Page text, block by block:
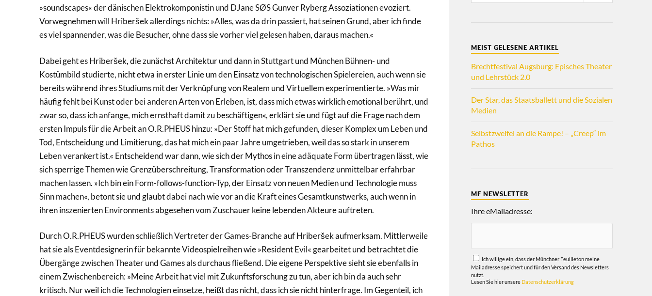
»soundscapes« der dänischen Elektrokomponistin und DJane SØS Gunver Ryberg Assoziationen evoziert.
Vorwegnehmen will Hriberšek allerdings nichts: »Alles, was da drin passiert, hat seinen Grund, aber ich finde
es viel spannender, was die Besucher, ohne dass sie vorher viel gelesen haben, daraus machen.«
Dabei geht es Hriberšek, die zunächst Architektur und dann in Stuttgart und München Bühnen- und
Kostümbild studierte, nicht etwa in erster Linie um den Einsatz von technologischen Spielereien, auch wenn sie
bereits während ihres Studiums mit der Verknüpfung von Realem und Virtuellem experimentierte. »Was mir
häufig fehlt bei Kunst oder bei anderen Arten von Erleben, ist, dass mich etwas wirklich emotional berührt, und
zwar so, dass ich anfange, mich ernsthaft damit zu beschäftigen«, erklärt sie und fügt auf die Frage nach dem
ersten Impuls für die Arbeit an O.R.PHEUS hinzu: »Der Stoff hat mich gefunden, dieser Komplex um Leben und
Tod, Entscheidung und Limitierung, das hat mich ein paar Jahre umgetrieben, weil das so stark in unserem
Leben verankert ist.« Entscheidend war dann, wie sich der Mythos in eine adäquate Form übertragen lässt, wie
sich sperrige Themen wie Grenzüberschreitung, Transformation oder Transzendenz unmittelbar erfahrbar
machen lassen. »Ich bin ein Form-follows-function-Typ, der Einsatz von neuen Medien und Technologie muss
Sinn machen«, betont sie und glaubt dabei nach wie vor an die Kraft eines Gesamtkunstwerks, auch wenn in
ihren inszenierten Environments abgesehen vom Zuschauer keine lebenden Akteure auftreten.
Durch O.R.PHEUS wurden schließlich Vertreter der Games-Branche auf Hriberšek aufmerksam. Mittlerweile
hat sie als Eventdesignerin für bekannte Videospielreihen wie »Resident Evil« gearbeitet und betrachtet die
Übergänge zwischen Theater und Games als durchaus fließend. Die eigene Perspektive sieht sie ebenfalls in
einem Zwischenbereich: »Meine Arbeit hat viel mit Zukunftsforschung zu tun, aber ich bin da auch sehr
kritisch. Nur weil ich die Technologien einsetze, heißt das nicht, dass ich sie nicht hinterfrage. Im Gegenteil, ich
MEIST GELESENE ARTIKEL
Brechtfestival Augsburg: Episches Theater
und Lehrstück 2.0
Der Star, das Staatsballett und die Sozialen
Medien
Selbstzweifel an die Rampe! – „Creep“ im
Pathos
MF NEWSLETTER
Ihre eMailadresse:
Ich willige ein, dass der Münchner Feuilleton meine
Mailadresse speichert und für den Versand des Newsletters
nutzt.
Lesen Sie hier unsere Datenschutzerklärung